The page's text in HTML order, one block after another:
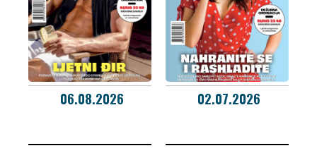
06.08.2026 02.07.2026